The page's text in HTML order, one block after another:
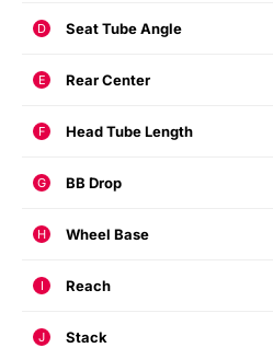
D Seat Tube Angle
E Rear Center
F Head Tube Length
G BB Drop
H Wheel Base
I Reach
J Stack